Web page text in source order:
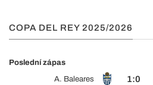
COPA DEL REY 2025/2026
Poslední zápas
A. Baleares
1:0